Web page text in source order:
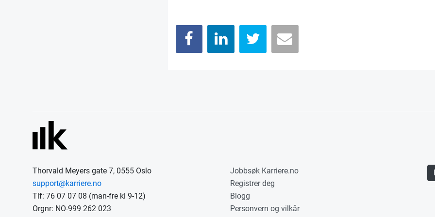
Thorvald Meyers gate 7, 0555 Oslo
support@karriere.no
Tlf: 76 07 07 08 (man-fre kl 9-12)
Orgnr: NO-999 262 023
Jobbsøk Karriere.no
Registrer deg
Blogg
Personvern og vilkår